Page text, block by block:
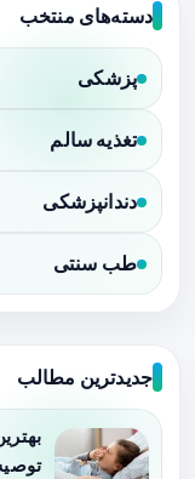
دسته‌های منتخب
پزشکی
تغذیه سالم
دندانپزشکی
طب سنتی
جدیدترین مطالب